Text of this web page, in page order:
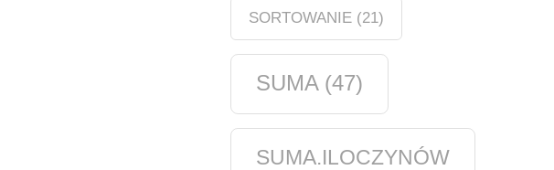
SORTOWANIE(21)
SUMA(47)
SUMA.ILOCZYNÓW